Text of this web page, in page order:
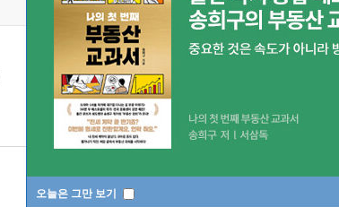
오늘은 그만 보기 수량